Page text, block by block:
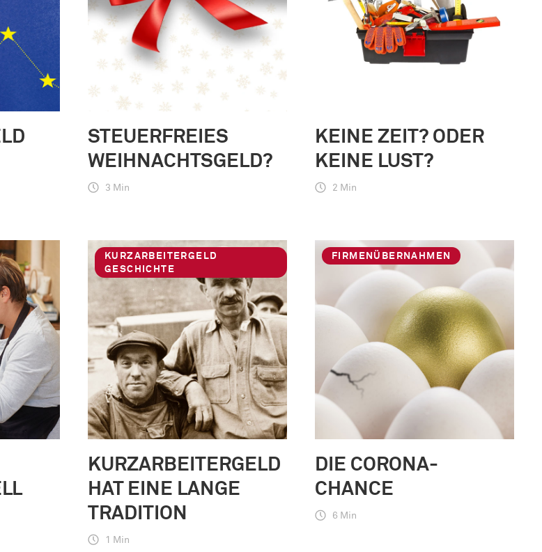
STEUERFREIES
WEIHNACHTSGELD?
3 Min
KEINE ZEIT? ODER
KEINE LUST?
2 Min
KURZARBEITERGELD
GESCHICHTE
KURZARBEITERGELD
HAT EINE LANGE
TRADITION
1 Min
FIRMENÜBERNAHMEN
DIE CORONA-
CHANCE
6 Min